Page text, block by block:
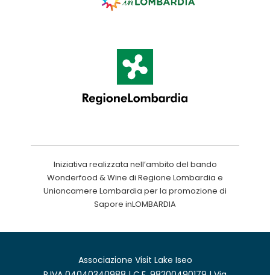
Iniziativa realizzata nell’ambito del bando
Wonderfood & Wine di Regione Lombardia e
Unioncamere Lombardia per la promozione di
Sapore inLOMBARDIA
Associazione Visit Lake Iseo